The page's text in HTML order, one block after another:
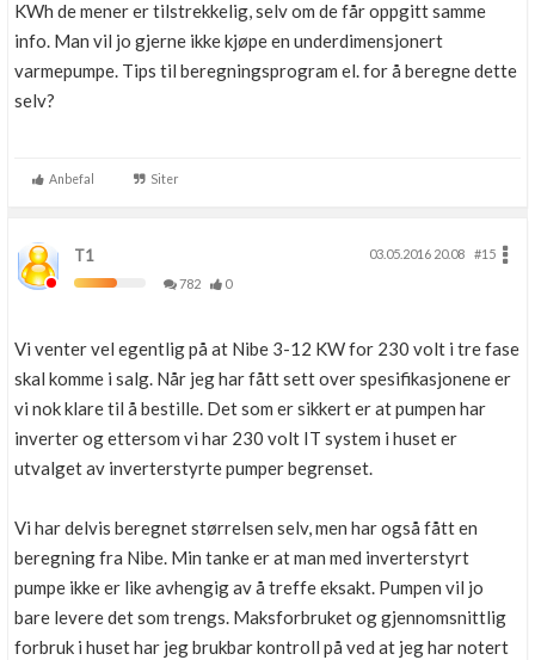
KWh de mener er tilstrekkelig, selv om de får oppgitt samme
info. Man vil jo gjerne ikke kjøpe en underdimensjonert
varmepumpe. Tips til beregningsprogram el. for å beregne dette
selv?
Anbefal Siter
T1 03.05.2016 20.08
#15
782
0
Vi venter vel egentlig på at Nibe 3-12 KW for 230 volt i tre fase
skal komme i salg. Når jeg har fått sett over spesifikasjonene er
vi nok klare til å bestille. Det som er sikkert er at pumpen har
inverter og ettersom vi har 230 volt IT system i huset er
utvalget av inverterstyrte pumper begrenset.
Vi har delvis beregnet størrelsen selv, men har også fått en
beregning fra Nibe. Min tanke er at man med inverterstyrt
pumpe ikke er like avhengig av å treffe eksakt. Pumpen vil jo
bare levere det som trengs. Maksforbruket og gjennomsnittlig
forbruk i huset har jeg brukbar kontroll på ved at jeg har notert